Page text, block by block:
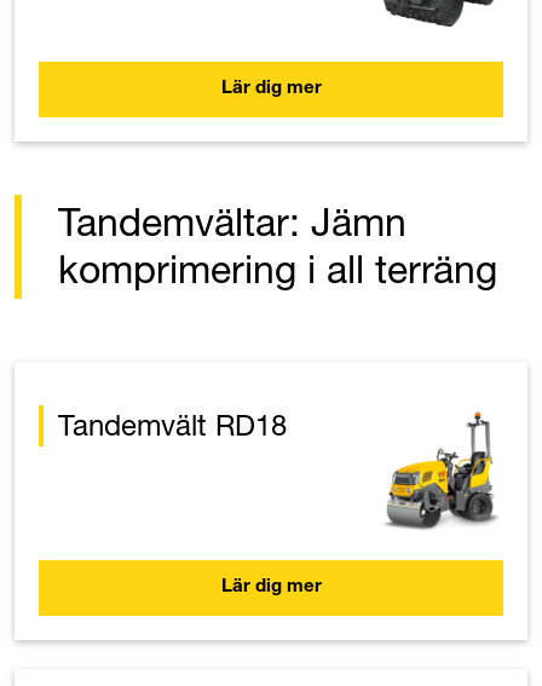
Lär dig mer
Tandemvältar: Jämn
komprimering i all terräng
Tandemvält RD18
Lär dig mer